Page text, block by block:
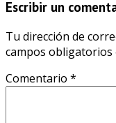
Escribir un
Tu dirección de
campos obligatorios
Comentario *